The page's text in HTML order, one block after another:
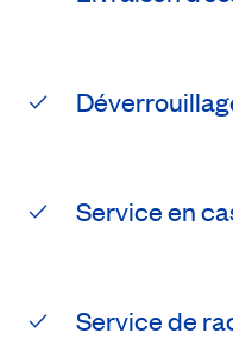
Service en
Service de